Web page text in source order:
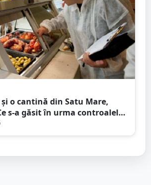
o cantină din Satu Mare,
s-a găsit în urma controalelor